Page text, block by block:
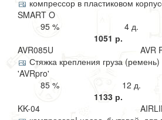
компрессор в пластиковом
SMART O
95 %
4 д.
1051 р.
AVR085U
AVR
Стяжка крепления груза
'AVRpro'
85 %
12 д.
1133 р.
KK-04